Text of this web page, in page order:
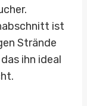
ist
Strände
ihn ideal